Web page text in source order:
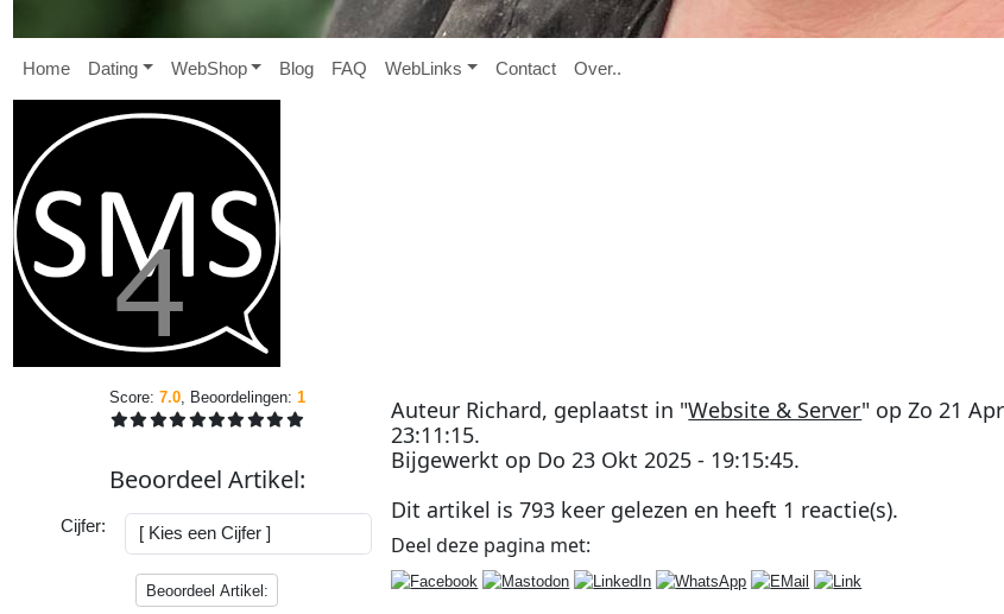
Home Dating WebShop Blog FAQ WebL inks Contact Over..
Score: 7.0, Beoordelingen: 1
Beoordeel Artikel:
Cijfer:
Beoordeel Artikel:
Auteur Richard, geplaatst in "Website & Server" opZo 21
23:11:15.
Bijgewerkt op Do 23 Okt 2025 - 19:15:45.
Dit artikel is793 keer gelezen en heeft 1 reactie(s).
Deel deze pagina met: